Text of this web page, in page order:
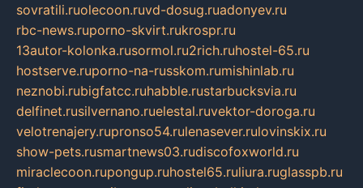
sovratili.ruolecoon.ruvd-dosug.ruadonyev.ru
rbc-news.ruporno-skvirt.rukrospr.ru
13autor-kolonka.rusormol.ru2rich.ruhostel-65.ru
hostserve.ruporno-na-russkom.rumishinlab.ru
neznobi.rubigfatcc.ruhabble.rustarbucksvia.ru
delfinet.rusilvernano.ruelestal.ruvektor-doroga.ru
velotrenajery.rupronso54.rulenasever.rulovinskix.ru
show-pets.rusmartnews03.rudiscofoxworld.ru
miraclecoon.rupongup.ruhostel65.ruliura.ruglasspb.ru